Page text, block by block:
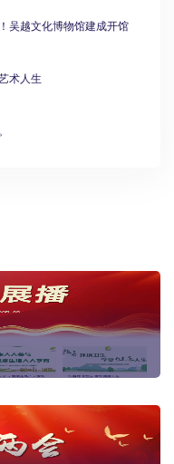
吴越文化博物馆建成开馆
术人生